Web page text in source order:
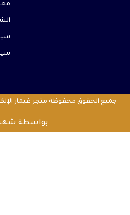
جميع الحقوق محفوظة متجر غيمار
بواسطة